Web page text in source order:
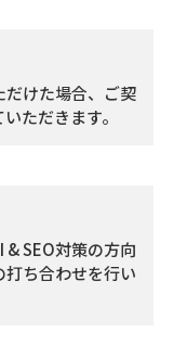
けた場合、ご契
ただきます。
& SEO対策の方向
ち合わせを行い